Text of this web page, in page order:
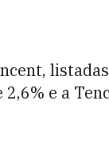
e a